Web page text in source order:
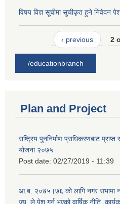
विषय विज्ञ सूचीमा सुचीकृत हुने निवेदन
‹ previous 2
/educationbranch
Plan and Project
राष्ट्रिय पुननिर्माण प्राधिकरणबाट प्राप्त
योजना २०७५
Post date: 02/27/2019 - 11:39
आ.ब. २०७५।७६ को लागि नगर सभामा
ज्यू, ले पेश गर्नु भएको वार्षिक नीति,